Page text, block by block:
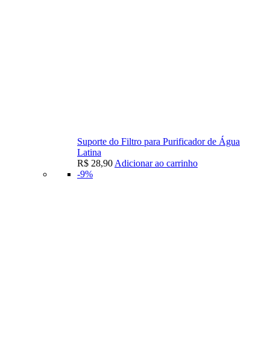
Suporte do Filtro para Purificador de Água
Latina
R$ 28,90 Adicionar ao carrinho
-9%